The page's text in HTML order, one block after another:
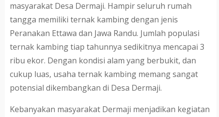
masyarakat Desa Dermaji. Hampir seluruh rumah
tangga memiliki ternak kambing dengan jenis
Peranakan Ettawa dan Jawa Randu. Jumlah populasi
ternak kambing tiap tahunnya sedikitnya mencapai 3
ribu ekor. Dengan kondisi alam yang berbukit, dan
cukup luas, usaha ternak kambing memang sangat
potensial dikembangkan di Desa Dermaji.
Kebanyakan masyarakat Dermaji menjadikan kegiatan